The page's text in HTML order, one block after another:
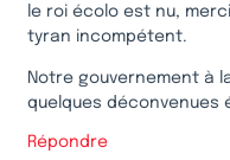
le roi écolo est nu,
tyran incompétent.
Notre gouvernement à
quelques
Répondre